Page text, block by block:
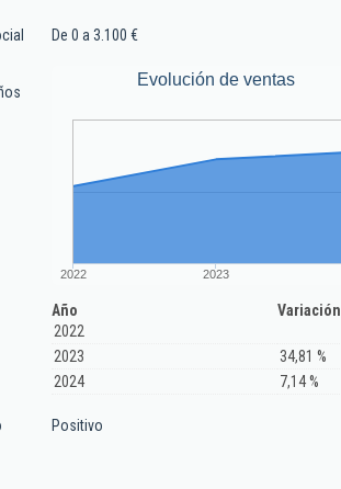
De 0 a 3.100 €
Evolución de ventas
2022 2023
Año
Variación
2022
2023
34,81 %
2024
7,14 %
Positivo